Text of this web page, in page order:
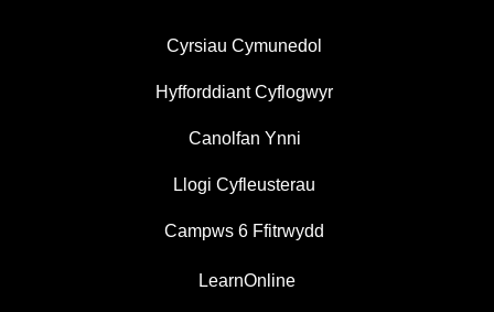
Cyrsiau Cymunedol
Hyfforddiant Cyflogwyr
Canolfan Ynni
Llogi Cyfleusterau
Campws 6 Ffitrwydd
LearnOnline